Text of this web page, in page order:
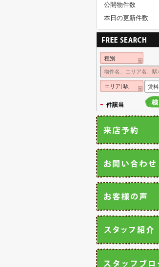
公開物件数
本日の更新件数
種別
エリア| 駅 賃料
- 件該当